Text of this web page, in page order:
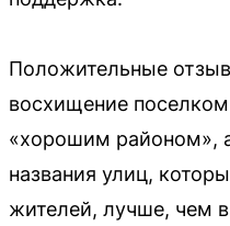
Положительные
восхищение
«хорошим районом»,
названия улиц,
жителей, лучше, чем